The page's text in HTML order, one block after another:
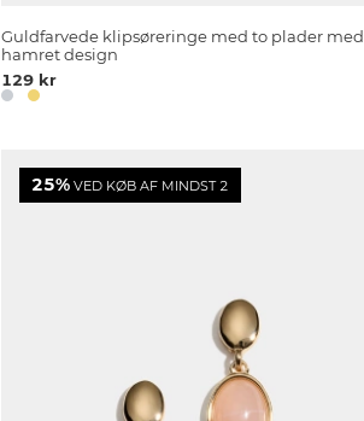
Guldfarvede klipsøreringe med to plader med
hamret design
129 kr
25% VED KØB AF MINDST 2